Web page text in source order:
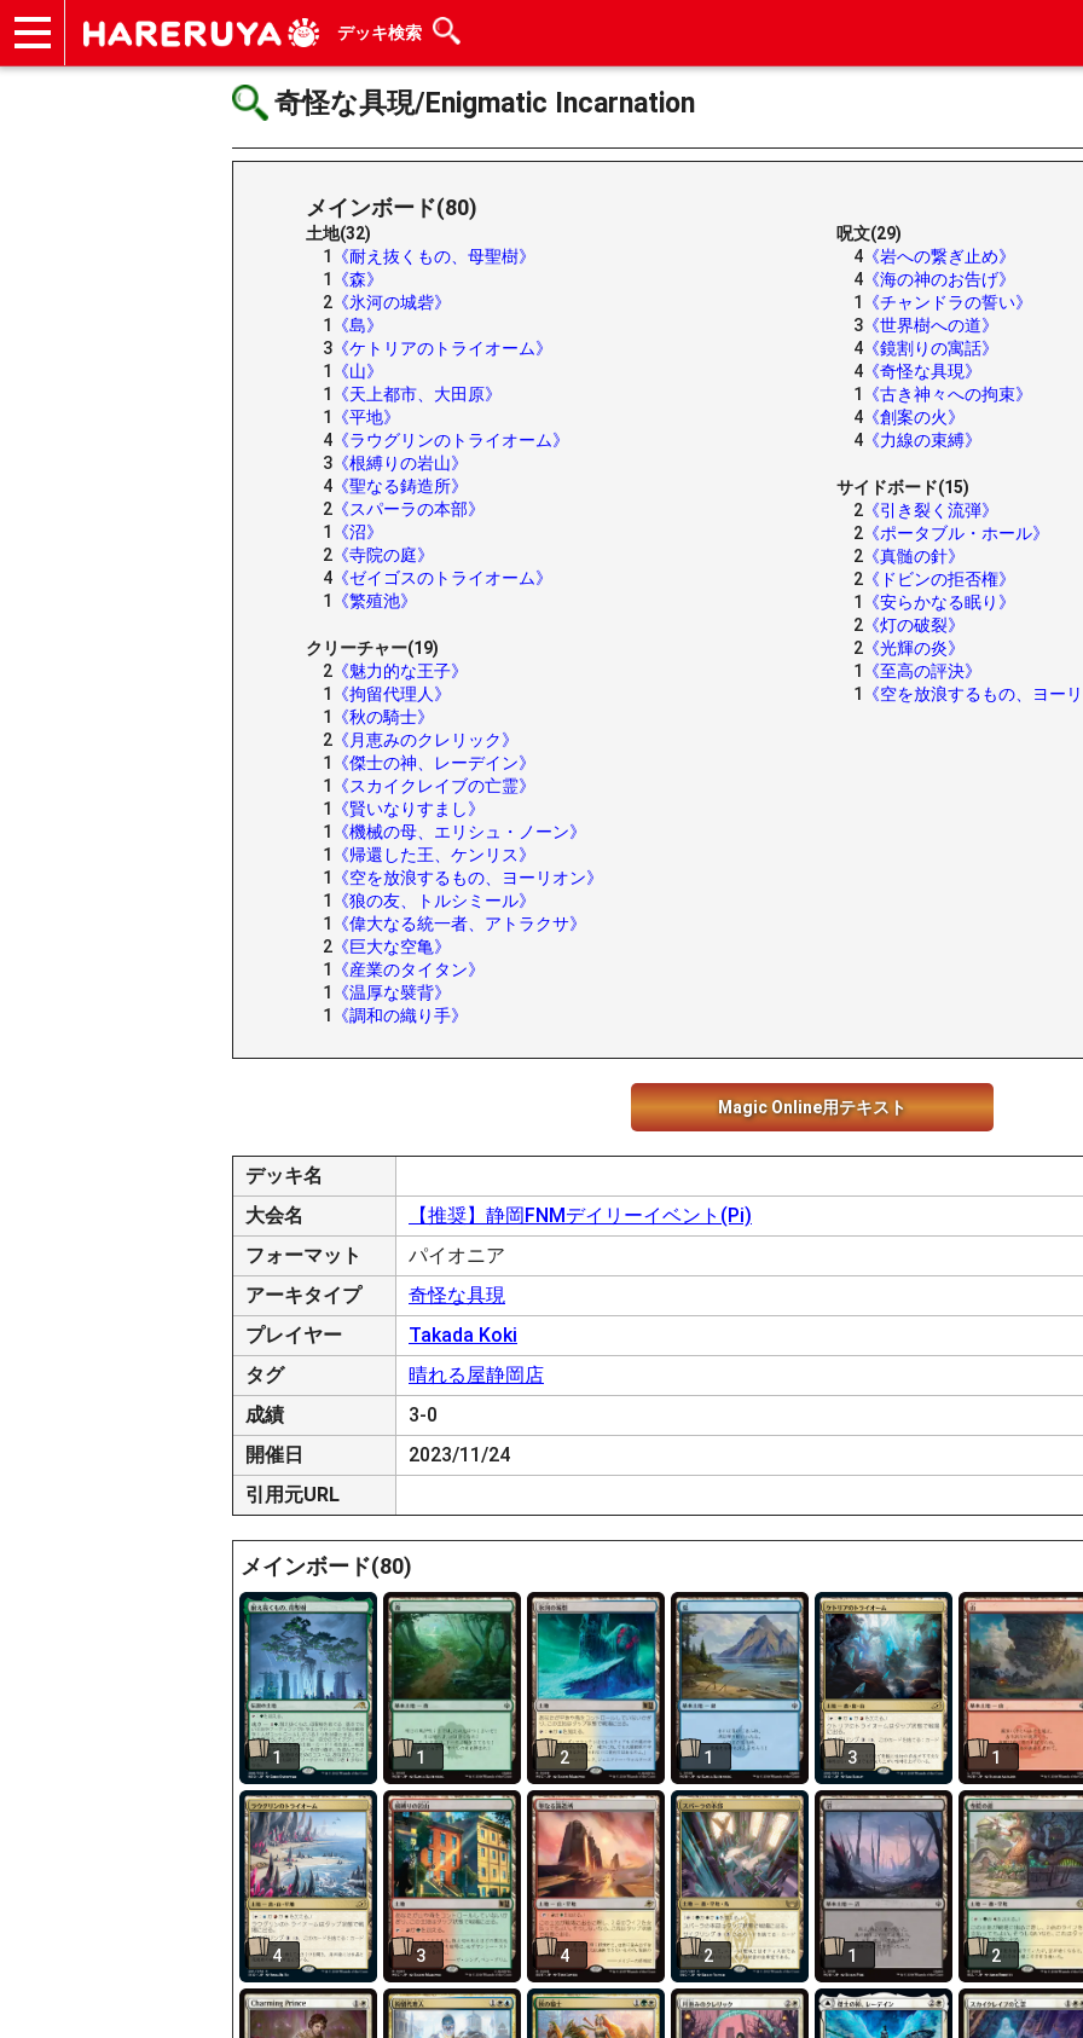
デッキ検索
奇怪な具現/Enigmatic Incarnation
メインボード(80)
土地(32)
1
《耐え抜くもの、母聖樹》
1
《森》
2 《氷河の城砦》
1
《島》
3 《ケトリアのトライオーム》
1
《山》
1
《天上都市、大田原》
1
《平地》
4 《ラウグリンのトライオーム》
3 《根縛りの岩山》
4 《聖なる鋳造所》
2 《スパーラの本部》
1
《沼》
2 《寺院の庭》
4 《ゼイゴスのトライオーム》
1
《繁殖池》
クリーチャー(19)
2 《魅力的な王子》
1
《拘留代理人》
1
《秋の騎士》
2 《月恵みのクレリック》
1
《傑士の神、レーデイン》
1
《スカイクレイブの亡霊》
1
《賢いなりすまし》
1
《機械の母、エリシュ・ノーン》
1
《帰還した王、ケンリス》
1
《空を放浪するもの、ヨーリオン》
1
《狼の友、トルシミール》
1
《偉大なる統一者、アトラクサ》
2 《巨大な空亀》
1
《産業のタイタン》
1
《温厚な襞背》
1
《調和の織り手》
呪文(29)
4 《岩への繋ぎ止め》
4 《海の神のお告げ》
1
《チャンドラの誓い》
3 《世界樹への道》
4 《鏡割りの寓話》
4 《奇怪な具現》
1
《古き神々への拘束》
4 《創案の火》
4 《力線の束縛》
サイドボード(15)
2 《引き裂く流弾》
2 《ポータブル・ホール》
2 《真髄の針》
2 《ドビンの拒否権》
1
《安らかなる眠り》
2 《灯の破裂》
2 《光輝の炎》
1
《至高の評決》
1
《空を放浪するもの、ヨー
Magic Online用テキスト
デッキ名
大会名
【推奨】静岡FNMデイリーイベント(Pi)
フォーマット
パイオニア
アーキタイプ
奇怪な具現
プレイヤー
Takada Koki
タグ
晴れる屋静岡店
成績
3-0
開催日
2023/11/24
引用元URL
メインボード(80)
1 1 2 1 3 1
4 3 4 2 1 2